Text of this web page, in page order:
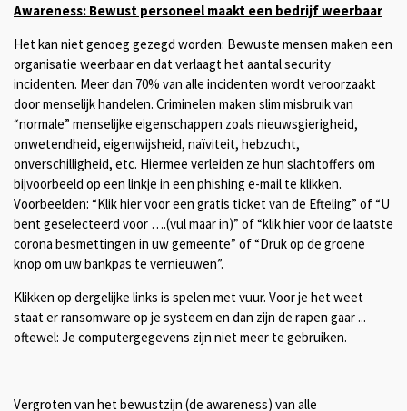
Awareness: Bewust personeel maakt een bedrijf weerbaar
Het kan niet genoeg gezegd worden: Bewuste mensen maken een
organisatie weerbaar en dat verlaagt het aantal security
incidenten. Meer dan 70% van alle incidenten wordt veroorzaakt
door menselijk handelen. Criminelen maken slim misbruik van
“normale” menselijke eigenschappen zoals nieuwsgierigheid,
onwetendheid, eigenwijsheid, naïviteit, hebzucht,
onverschilligheid, etc. Hiermee verleiden ze hun slachtoffers om
bijvoorbeeld op een linkje in een phishing e-mail te klikken.
Voorbeelden: “Klik hier voor een gratis ticket van de Efteling” of “U
bent geselecteerd voor ….(vul maar in)” of “klik hier voor de laatste
corona besmettingen in uw gemeente” of “Druk op de groene
knop om uw bankpas te vernieuwen”.
Klikken op dergelijke links is spelen met vuur. Voor je het weet
staat er ransomware op je systeem en dan zijn de rapen gaar ...
oftewel: Je computergegevens zijn niet meer te gebruiken.
Vergroten van het bewustzijn (de awareness) van alle